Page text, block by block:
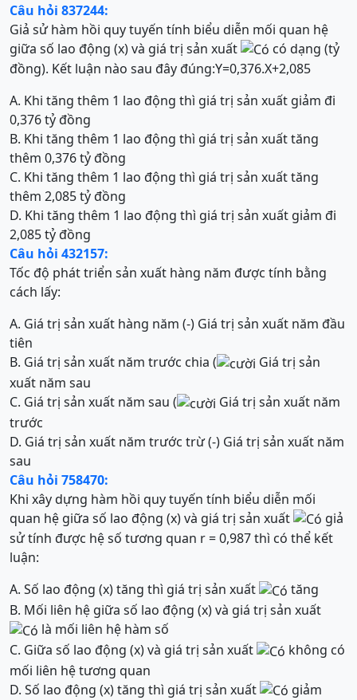
Câu hỏi 837244:
Giả sử hàm hồi quy tuyến tính biểu diễn mối quan hệ
giữa số lao động (x) và giá trị sản xuất
có dạng (tỷ
đồng). Kết luận nào sau đây đúng:Y=0,376.X+2,085
A. Khi tăng thêm 1 lao động thì giá trị sản xuất giảm đi
0,376 tỷ đồng
B. Khi tăng thêm 1 lao động thì giá trị sản xuất tăng
thêm 0,376 tỷ đồng
C. Khi tăng thêm 1 lao động thì giá trị sản xuất tăng
thêm 2,085 tỷ đồng
D. Khi tăng thêm 1 lao động thì giá trị sản xuất giảm đi
2,085 tỷ đồng
Câu hỏi 432157:
Tốc độ phát triển sản xuất hàng năm được tính bằng
cách lấy:
A. Giá trị sản xuất hàng năm (-) Giá trị sản xuất năm đầu
tiên
B. Giá trị sản xuất năm trước chia (
Giá trị sản
xuất năm sau
C. Giá trị sản xuất năm sau (
Giá trị sản xuất năm
trước
D. Giá trị sản xuất năm trước trừ (-) Giá trị sản xuất năm
sau
Câu hỏi 758470:
Khi xây dựng hàm hồi quy tuyến tính biểu diễn mối
quan hệ giữa số lao động (x) và giá trị sản xuất
giả
sử tính được hệ số tương quan r = 0,987 thì có thể kết
luận:
A. Số lao động (x) tăng thì giá trị sản xuất
tăng
B. Mối liên hệ giữa số lao động (x) và giá trị sản xuất
là mối liên hệ hàm số
C. Giữa số lao động (x) và giá trị sản xuất
không có
mối liên hệ tương quan
D. Số lao động (x) tăng thì giá trị sản xuất
giảm